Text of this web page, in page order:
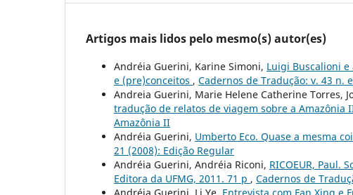
Artigos mais lidos pelo mesmo(s) autor(es)
Andréia Guerini, Karine Simoni, Luigi Buscalioni
e (pre)conceitos , Cadernos de Tradução: v. 43 n.
Andreia Guerini, Marie Helene Catherine Torres,
tradução de relatos de viagem sobre a Amazônia
Amazônia II
Andréia Guerini, Umberto Eco. Quase a mesma
21 (2008): Edição Regular
Andréia Guerini, Andréia Riconi, RICOEUR, Paul.
Editora da UFMG, 2011. 71 p , Cadernos de
Andréia Guerini, Li Ye, Entrevista com Fan Xing e